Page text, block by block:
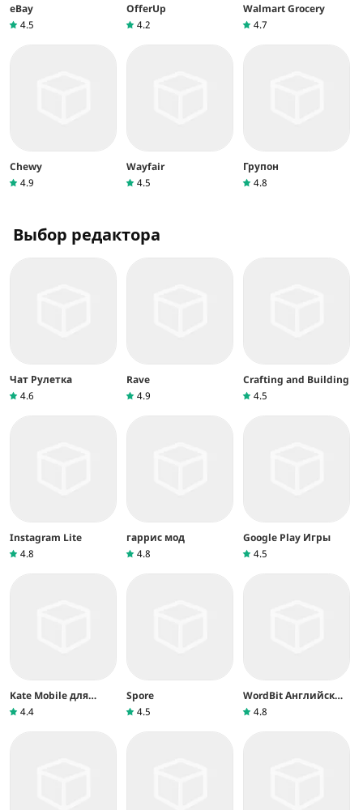
eBay
4.5
OfferUp
4.2
Walmart Grocery
4.7
Chewy
4.9
Wayfair
4.5
Групон
4.8
Выбор редактора
Чат Рулетка
4.6
Rave
4.9
Crafting and Building
4.5
Instagram Lite
4.8
гаррис мод
4.8
Google Play Игры
4.5
Kate Mobile для
ВКонтакте
4.4
Spore
4.5
WordBit Английский
язык
4.8